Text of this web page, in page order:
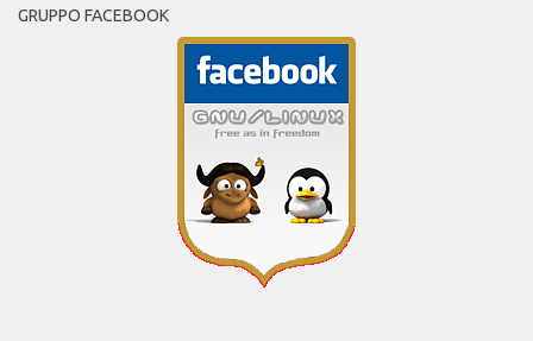
GRUPPO FACEBOOK